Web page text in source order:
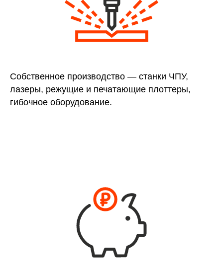
Собственное производство — станки ЧПУ,
лазеры, режущие и печатающие плоттеры,
гибочное оборудование.